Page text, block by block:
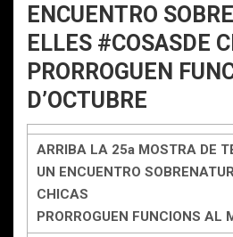
ENCUENTRO
ELLES #COSASDE
PRORROGUEN
D’OCTUBRE
ARRIBA LA 25a MOSTRA DE
UN ENCUENTRO
CHICAS
PRORROGUEN FUNCIONS AL